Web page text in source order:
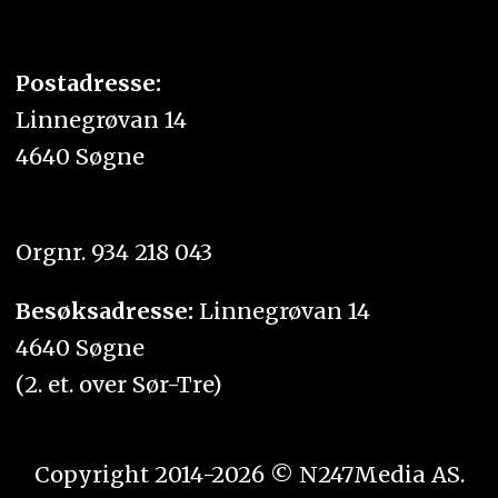
Postadresse:
Linnegrøvan 14
4640 Søgne
Orgnr. 934 218 043
Besøksadresse: Linnegrøvan 14
4640 Søgne
(2. et. over Sør-Tre)
Copyright 2014-2026 © N247Media AS.